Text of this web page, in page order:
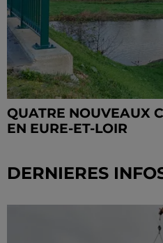
QUATRE NOUVEAUX
EN EURE-ET-LOIR
DERNIERES